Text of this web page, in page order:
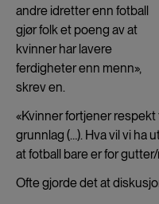
andre idretter enn fotball
gjør folk et poeng av at
kvinner har lavere
ferdigheter enn menn»,
skrev en.
«Kvinner fortjener
grunnlag (…). Hva vil vi ha
at fotball bare er for
Ofte gjorde det at